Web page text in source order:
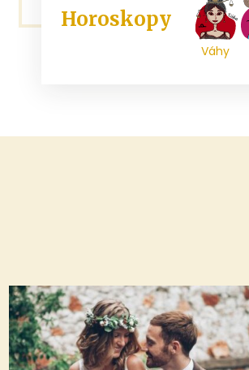
Horoskopy
Váhy